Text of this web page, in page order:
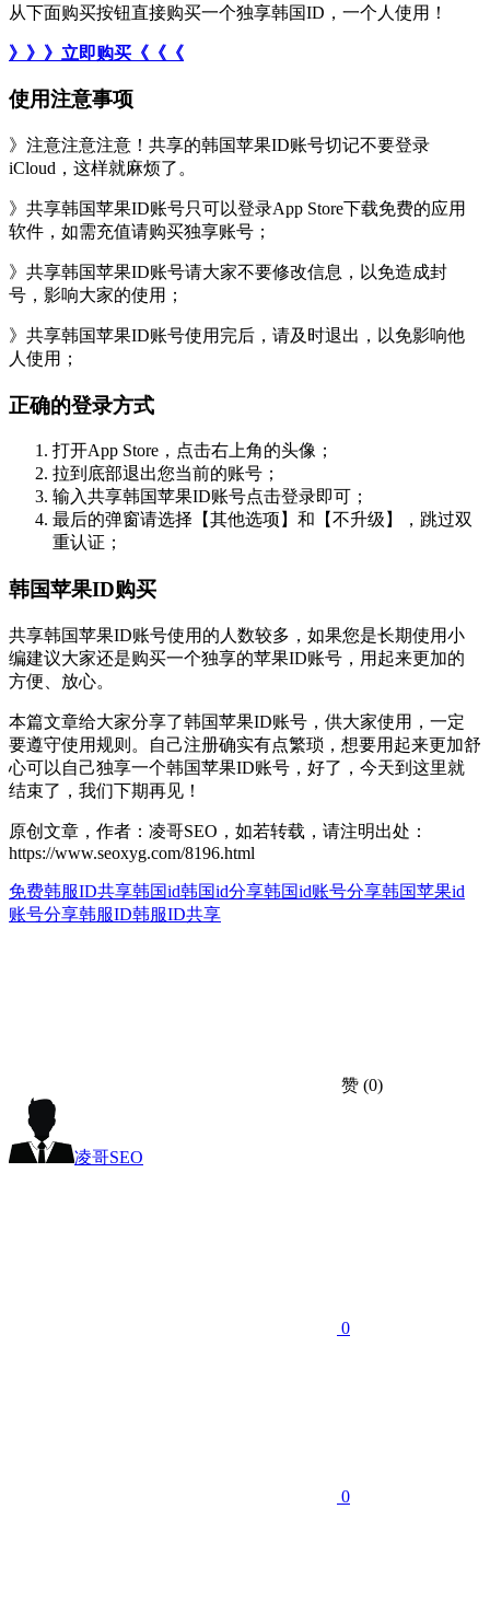
从下面购买按钮直接购买一个独享韩国ID，一个人使用！
》》》立即购买《《《
使用注意事项
》注意注意注意！共享的韩国苹果ID账号切记不要登录
iCloud，这样就麻烦了。
》共享韩国苹果ID账号只可以登录App Store下载免费的应用
软件，如需充值请购买独享账号；
》共享韩国苹果ID账号请大家不要修改信息，以免造成封
号，影响大家的使用；
》共享韩国苹果ID账号使用完后，请及时退出，以免影响他
人使用；
正确的登录方式
打开App Store，点击右上角的头像；
拉到底部退出您当前的账号；
输入共享韩国苹果ID账号点击登录即可；
最后的弹窗请选择【其他选项】和【不升级】，跳过双
重认证；
韩国苹果ID购买
共享韩国苹果ID账号使用的人数较多，如果您是长期使用小
编建议大家还是购买一个独享的苹果ID账号，用起来更加的
方便、放心。
本篇文章给大家分享了韩国苹果ID账号，供大家使用，一定
要遵守使用规则。自己注册确实有点繁琐，想要用起来更加舒
心可以自己独享一个韩国苹果ID账号，好了，今天到这里就
结束了，我们下期再见！
原创文章，作者：凌哥SEO，如若转载，请注明出处：
https://www.seoxyg.com/8196.html
免费韩服ID共享韩国id韩国id分享韩国id账号分享韩国苹果id
账号分享韩服ID韩服ID共享
赞 (0)
凌哥SEO
0
0